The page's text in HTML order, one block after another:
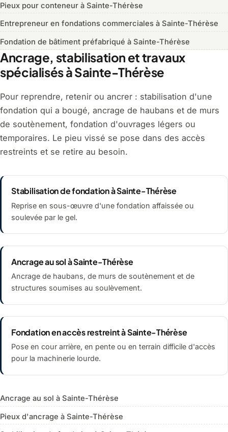
Pieux pour conteneur à Sainte-Thérèse
Entrepreneur en fondations commerciales à Sainte-Thérèse
Fondation de bâtiment préfabriqué à Sainte-Thérèse
Ancrage, stabilisation et travaux
spécialisés à Sainte-Thérèse
Pour reprendre, retenir ou ancrer : stabilisation d'une
fondation qui a bougé, ancrage de haubans et de murs
de soutènement, fondation d'ouvrages légers ou
temporaires. Le pieu vissé se pose dans des accès
restreints et se retire au besoin.
Stabilisation de fondation à Sainte-Thérèse
Reprise en sous-œuvre d'une fondation affaissée ou
soulevée par le gel.
Ancrage au sol à Sainte-Thérèse
Ancrage de haubans, de murs de soutènement et de
structures soumises au soulèvement.
Fondation en accès restreint à Sainte-Thérèse
Pose en cour arrière, en pente ou en terrain difficile d'accès
pour la machinerie lourde.
Ancrage au sol à Sainte-Thérèse
Pieux d'ancrage à Sainte-Thérèse